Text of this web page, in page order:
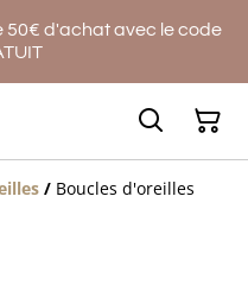
50€ d'achat avec le code
/ Boucles d'oreilles